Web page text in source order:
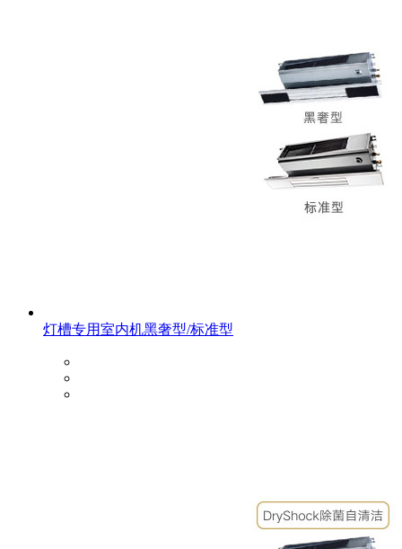
灯槽专用室内机黑奢型/标准型